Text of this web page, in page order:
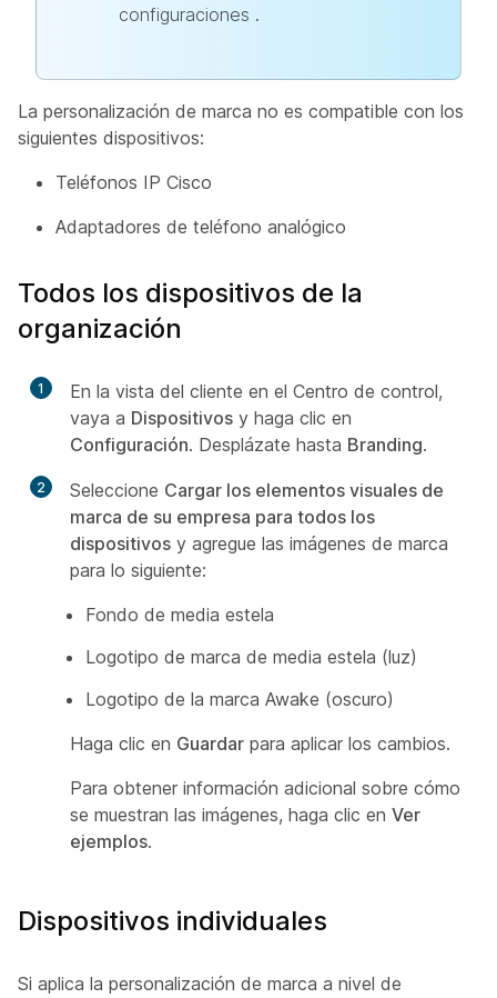
configuraciones .
La personalización de marca no es compatible con los
siguientes dispositivos:
Teléfonos IP Cisco
Adaptadores de teléfono analógico
Todos los dispositivos de la
organización
1
En la vista del cliente en el Centro de control,
vaya a Dispositivos y haga clic en
Configuración. Desplázate hasta Branding.
2 Seleccione Cargar los elementos visuales de
marca de su empresa para todos los
dispositivos y agregue las imágenes de marca
para lo siguiente:
Fondo de media estela
Logotipo de marca de media estela (luz)
Logotipo de la marca Awake (oscuro)
Haga clic en Guardar para aplicar los cambios.
Para obtener información adicional sobre cómo
se muestran las imágenes, haga clic en Ver
ejemplos.
Dispositivos individuales
Si aplica la personalización de marca a nivel de